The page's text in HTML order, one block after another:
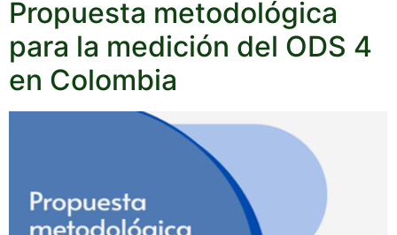
Propuesta metodológica
para la medición del ODS 4
en Colombia